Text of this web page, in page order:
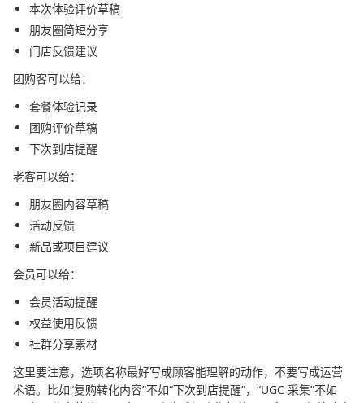
本次体验评价草稿
朋友圈简短分享
门店反馈建议
团购客可以给：
套餐体验记录
团购评价草稿
下次到店提醒
老客可以给：
朋友圈内容草稿
活动反馈
新品或项目建议
会员可以给：
会员活动提醒
权益使用反馈
社群分享素材
这里要注意，选项名称最好写成顾客能理解的动作，不要写成运营
术语。比如“复购转化内容”不如“下次到店提醒”，“UGC 采集”不如